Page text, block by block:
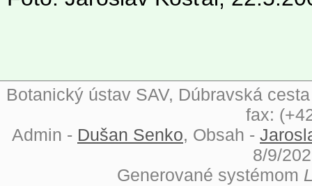
Botanický ústav SAV, Dúbravská
fax:
Admin - Dušan Senko, Obsah -
8/9/
Generované systémom